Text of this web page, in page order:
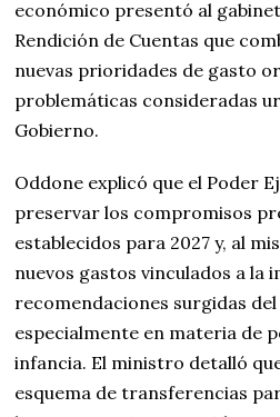
económico presentó al
Rendición de Cuentas que
nuevas prioridades de gasto
problemáticas consideradas
Gobierno.
Oddone explicó que el Poder
preservar los compromisos
establecidos para 2027 y, al
nuevos gastos vinculados a la
recomendaciones surgidas del
especialmente en materia de
infancia. El ministro detalló
esquema de transferencias